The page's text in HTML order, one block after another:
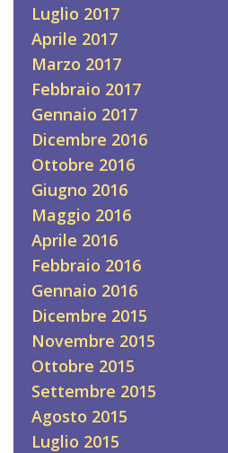
Luglio 2017
Aprile 2017
Marzo 2017
Febbraio 2017
Gennaio 2017
Dicembre 2016
Ottobre 2016
Giugno 2016
Maggio 2016
Aprile 2016
Febbraio 2016
Gennaio 2016
Dicembre 2015
Novembre 2015
Ottobre 2015
Settembre 2015
Agosto 2015
Luglio 2015